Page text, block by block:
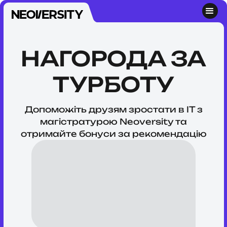
НАГОРОДАЗА
ТУРБОТУ
Допоможіть друзям зростати в IT з
магістратурою Neoversity та
отримайте бонуси за рекомендацію